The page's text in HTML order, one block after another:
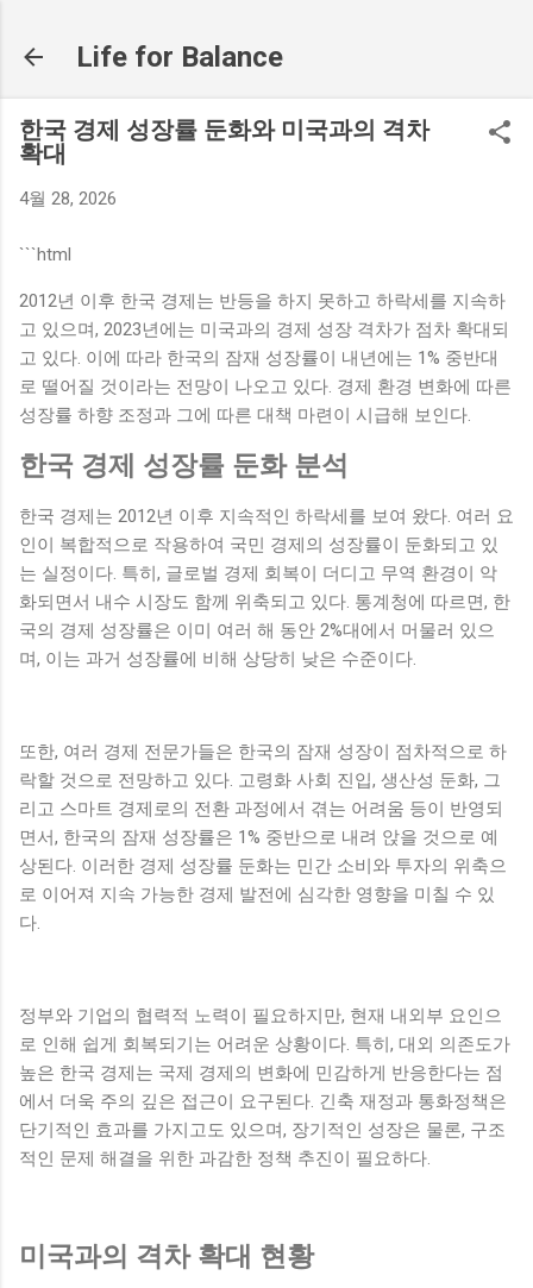
Life for Balance
한국 경제 성장률 둔화와 미국과의 격차
확대
4월 28, 2026
```html
2012년 이후 한국 경제는 반등을 하지 못하고 하락세를 지속하
고 있으며, 2023년에는 미국과의 경제 성장 격차가 점차 확대되
고 있다. 이에 따라 한국의 잠재 성장률이 내년에는 1% 중반대
로 떨어질 것이라는 전망이 나오고 있다. 경제 환경 변화에 따른
성장률 하향 조정과 그에 따른 대책 마련이 시급해 보인다.
한국 경제 성장률 둔화 분석
한국 경제는 2012년 이후 지속적인 하락세를 보여 왔다. 여러 요
인이 복합적으로 작용하여 국민 경제의 성장률이 둔화되고 있
는 실정이다. 특히, 글로벌 경제 회복이 더디고 무역 환경이 악
화되면서 내수 시장도 함께 위축되고 있다. 통계청에 따르면, 한
국의 경제 성장률은 이미 여러 해 동안 2%대에서 머물러 있으
며, 이는 과거 성장률에 비해 상당히 낮은 수준이다.
또한, 여러 경제 전문가들은 한국의 잠재 성장이 점차적으로 하
락할 것으로 전망하고 있다. 고령화 사회 진입, 생산성 둔화, 그
리고 스마트 경제로의 전환 과정에서 겪는 어려움 등이 반영되
면서, 한국의 잠재 성장률은 1% 중반으로 내려 앉을 것으로 예
상된다. 이러한 경제 성장률 둔화는 민간 소비와 투자의 위축으
로 이어져 지속 가능한 경제 발전에 심각한 영향을 미칠 수 있
다.
정부와 기업의 협력적 노력이 필요하지만, 현재 내외부 요인으
로 인해 쉽게 회복되기는 어려운 상황이다. 특히, 대외 의존도가
높은 한국 경제는 국제 경제의 변화에 민감하게 반응한다는 점
에서 더욱 주의 깊은 접근이 요구된다. 긴축 재정과 통화정책은
단기적인 효과를 가지고도 있으며, 장기적인 성장은 물론, 구조
적인 문제 해결을 위한 과감한 정책 추진이 필요하다.
미국과의 격차 확대 현황